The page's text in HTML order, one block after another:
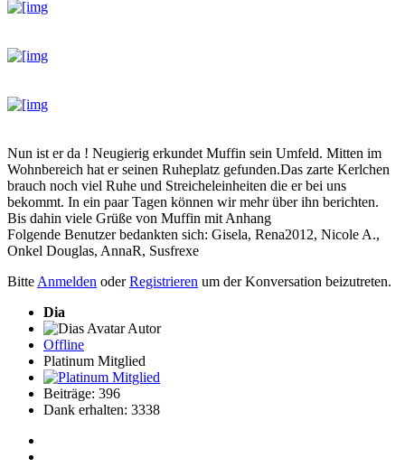
Nun ist er da ! Neugierig erkundet Muffin sein Umfeld. Mitten im
Wohnbereich hat er seinen Ruheplatz gefunden.Das zarte Kerlchen
brauch noch viel Ruhe und Streicheleinheiten die er bei uns
bekommt. In ein paar Tagen können wir mehr über ihn berichten.
Bis dahin viele Grüße von Muffin mit Anhang
Folgende Benutzer bedankten sich: Gisela, Rena2012, Nicole A.,
Onkel Douglas, AnnaR, Susfrexe
BitteAnmelden oderRegistrieren um der Konversation beizutreten.
Dia
Autor
Offline
Platinum Mitglied
Beiträge: 396
Dank erhalten: 3338